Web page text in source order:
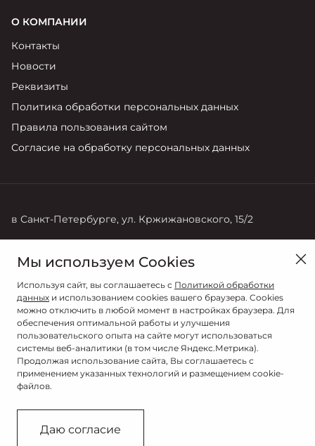
О КОМПАНИИ
Контакты
Новости
Реквизиты
Политика обработки персональных данных
Правила пользования сайтом
Согласие на обработку персональных данных
в Санкт-Петербурге, ул. Кржижановского, 15/2
+7 (812) 600 70 00
© 2026
© ДАКАР
Сделано в ПЕРКС
Мы используем Cookies
Используя сайт, вы соглашаетесь с Политикой обработки
данных и использованием cookies вашего браузера. Cookies
можно отключить в любой момент в настройках браузера. Для
обеспечения оптимальной работы и улучшения
пользовательского опыта на сайте могут использоваться
системы веб-аналитики (в том числе Яндекс.Метрика).
Продолжая использование сайта, Вы соглашаетесь с
применением указанных технологий и размещением cookie-
файлов.
Даю согласие